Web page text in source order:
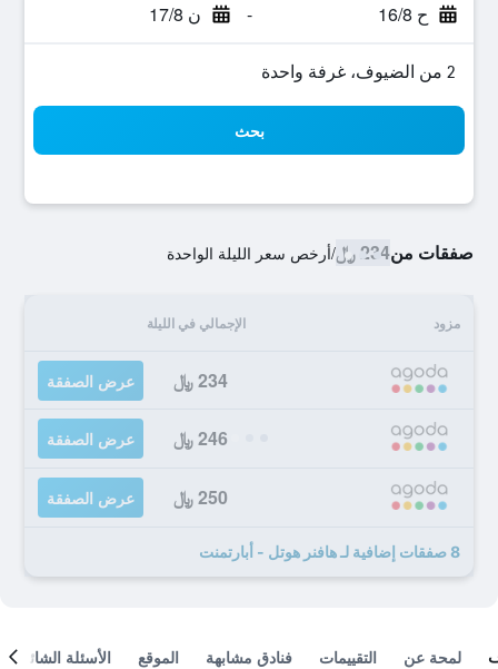
ح 16/8 - ن 17/8
2 من الضيوف، غرفة واحدة
بحث
صفقات من234 ﷼ /أرخص سعر الليلة الواحدة
مزود الإجمالي في الليلة
234 ﷼ عرض الصفقة
246 ﷼ عرض الصفقة
250 ﷼ عرض الصفقة
8 صفقات إضافية لـ هافنر هوتل - أبارتمنت
لمحة عن التقييمات فنادق مشابهة الموقع الأسئلة الشائعة